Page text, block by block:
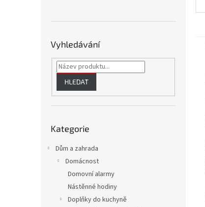
Vyhledávání
HLEDAT
kategorie
Kategorie
Dům a zahrada
Domácnost
Domovní alarmy
Nástěnné hodiny
Doplňky do kuchyně